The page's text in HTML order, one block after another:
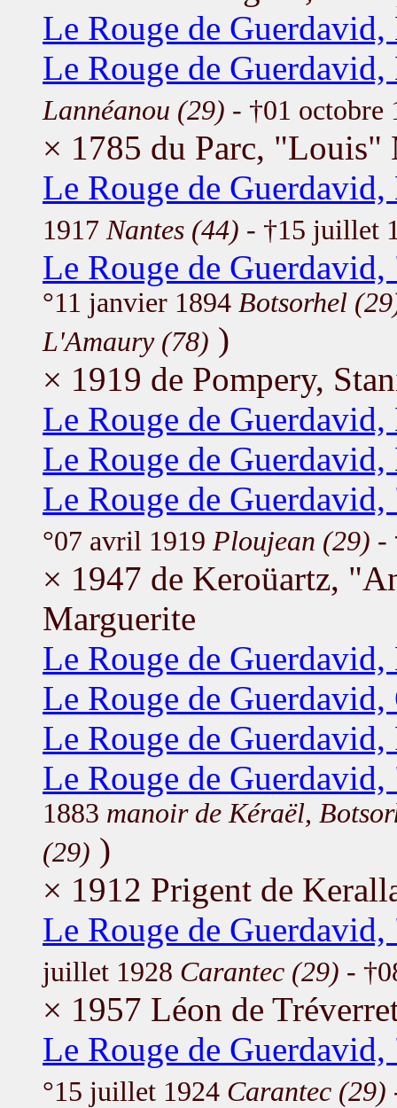
Le Rouge de
Le Rouge de
Lannéanou (29) - †01 octobre
× 1785 du Parc, "Louis"
Le Rouge de Guerdavid,
1917 Nantes (44) - †15 juillet
Le Rouge de
°11 janvier 1894 Botsorhel
L'Amaury (78) )
× 1919 de Pompery,
Le Rouge de
Le Rouge de
Le Rouge de
°07 avril 1919 Ploujean (29) -
× 1947 de Keroüartz,
Marguerite
Le Rouge de
Le Rouge de
Le Rouge de Guerdavid,
Le Rouge de
1883 manoir de Kéraël,
(29) )
× 1912 Prigent de
Le Rouge de
juillet 1928 Carantec (29) -
× 1957 Léon de
Le Rouge de
°15 juillet 1924 Carantec (29)